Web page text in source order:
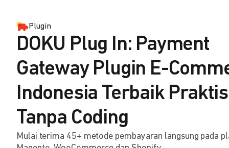
Plugin
DOKU Plug In: Payment
Gateway Plugin E-
Indonesia Terbaik Praktis
Tanpa Coding
Mulai terima 45+ metode pembayaran langsung pada